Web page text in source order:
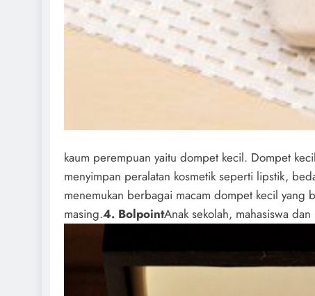
kaum perempuan yaitu dompet kecil. Dompet
menyimpan peralatan kosmetik seperti lipstik,
menemukan berbagai macam dompet kecil
masing.4. BolpointAnak sekolah, mahasiswa